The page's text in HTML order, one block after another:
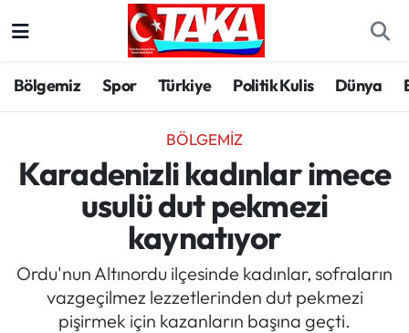
Bölgemiz Spor Türkiye Politik Kulis Dünya
BÖLGEMIZ
Karadenizli kadınlar imece
usulü dut pekmezi
kaynatıyor
Ordu'nun Altınordu ilçesinde kadınlar, sofraların
vazgeçilmez lezzetlerinden dut pekmezi
pişirmek için kazanların başına geçti.
Spor
Türkiye
Kültür/Sanat
Politik Kulis
Trabzon Hava Durumu
Trabzon Trafik Yoğunluk Haritası
Süper Lig Puan Durumu ve Fikstür
Tüm Manşetler
Son Dakika Haberleri